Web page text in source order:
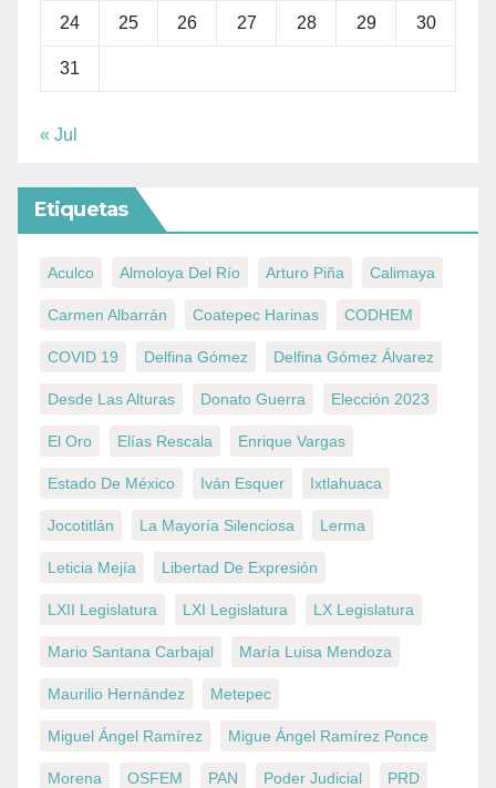
24 25 26 27 28 29 30
31
« Jul
Etiquetas
Aculco Almoloya Del Río Arturo Piña Calimaya
Carmen Albarrán Coatepec Harinas CODHEM
COVID 19 Delfina Gómez Delfina Gómez Álvarez
Desde Las Alturas Donato Guerra Elección 2023
El Oro Elías Rescala Enrique Vargas
Estado De México Iván Esquer Ixtlahuaca
Jocotitlán La Mayoría Silenciosa Lerma
Leticia Mejía Libertad De Expresión
LXII Legislatura LXI Legislatura LX Legislatura
Mario Santana Carbajal María Luisa Mendoza
Maurilio Hernández Metepec
Miguel Ángel Ramírez Migue Ángel Ramírez Ponce
Morena OSFEM PAN Poder Judicial PRD